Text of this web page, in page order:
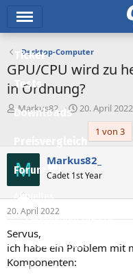
Ticker
Tests
Downloads
Forum
Aktuelles
Empfohlene Inhalte
Neue Beiträge
Neueste Aktivitäten
Desktop-Computer
GPU/CPU wird zu
in Ordnung?
E
t
e
l
e
Markus82_
E
t
e
l
m
20. April 2022
1 von 3
M Markus82_
Cadet 1st Year
20. April 2022
Servus,
ich habe ein Problem mit
Komponenten: